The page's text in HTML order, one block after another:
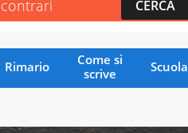
Rimario
Come si
scrive
Scuola